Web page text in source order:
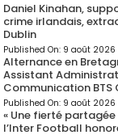
Daniel Kinahan,
crime irlandais,
Dublin
Published On: 9 août 2026
Alternance en
Assistant
Communication BTS
Published On: 9 août 2026
« Une fierté partagée
l’Inter Football